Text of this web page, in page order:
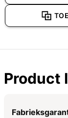
Product
Specificaties